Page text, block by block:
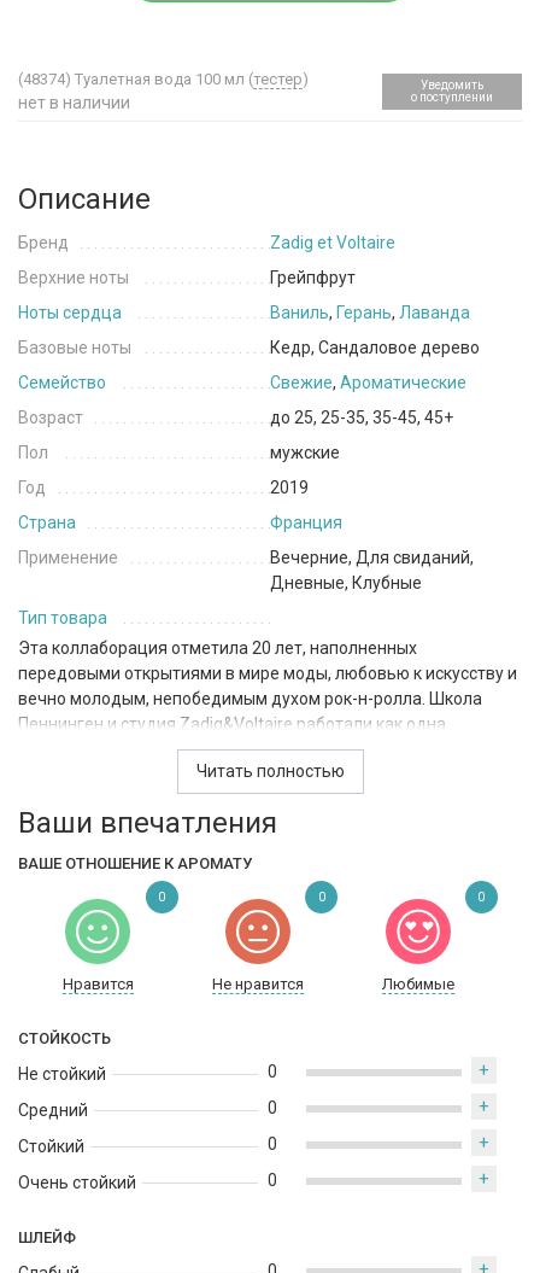
(48374) Туалетная вода 100 мл (тестер)
нет в наличии
Уведомить
о поступлении
Описание
Бренд
Zadig et Voltaire
Верхние ноты
Грейпфрут
Ноты сердца
Ваниль, Герань, Лаванда
Базовые ноты
Кедр, Сандаловое дерево
Семейство
Свежие, Ароматические
Возраст
до 25, 25-35, 35-45, 45+
Пол
мужские
Год
2019
Страна
Франция
Применение
Вечерние, Для свиданий,
Дневные, Клубные
Тип товара
Эта коллаборация отметила 20 лет, наполненных
передовыми открытиями в мире моды, любовью к искусству и
вечно молодым, непобедимым духом рок-н-ролла. Школа
Пеннинген и студия Zadig&Voltaire работали как одна
творческая мастерская шесть месяцев, постоянно
обмениваясь идеями. Куртки в стиле милитари, кашемир,
байкерские кожаные аксессуары, тунисские воротники...
Авторы этого совместного проекта, ставшего манифестом
деталями и слоганами. THIS IS HIM! ЦИТРУСОВО-ДРЕВЕСНЫЙ
АРОМАТ, созданный Натали Лорсон.
Читать полностью
Ваши впечатления
ВАШЕ ОТНОШЕНИЕ К АРОМАТУ
Нравится Не нравится Любимые
0 0 0
СТОЙКОСТЬ
Не стойкий
Средний
Стойкий
Очень стойкий
0 +
0 +
0 +
0 +
ШЛЕЙФ